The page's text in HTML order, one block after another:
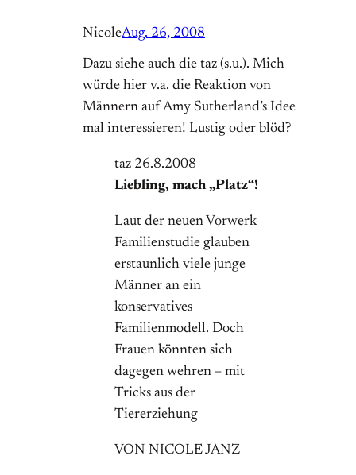
NicoleAug. 26, 2008
Dazu siehe auch die taz (s.u.). Mich
würde hier v.a. die Reaktion von
Männern auf Amy Sutherland’s Idee
mal interessieren! Lustig oder blöd?
taz 26.8.2008
Liebling, mach „Platz“!
Laut der neuen Vorwerk
Familienstudie glauben
erstaunlich viele junge
Männer an ein
konservatives
Familienmodell. Doch
Frauen könnten sich
dagegen wehren – mit
Tricks aus der
Tiererziehung
VON NICOLE JANZ